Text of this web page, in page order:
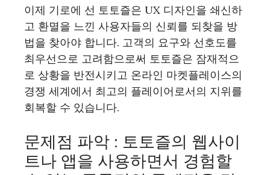
이제 기로에 선 토토즐은 UX 디자인을 쇄신하
고 환멸을 느낀 사용자들의 신뢰를 되찾을 방
법을 찾아야 합니다. 고객의 요구와 선호도를
최우선으로 고려함으로써 토토즐은 잠재적으
로 상황을 반전시키고 온라인 마켓플레이스의
경쟁 세계에서 최고의 플레이어로서의 지위를
회복할 수 있습니다.
문제점 파악 : 토토즐의 웹사이
트나 앱을 사용하면서 경험할